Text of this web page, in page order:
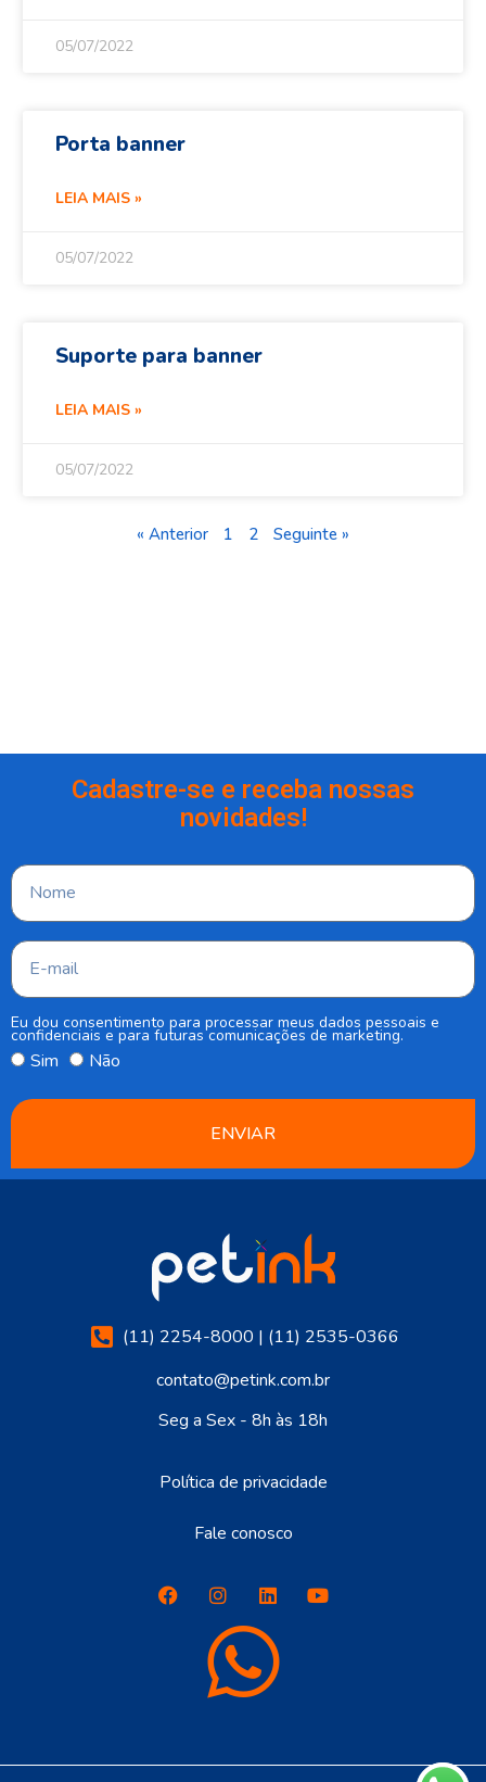
05/07/2022
Porta banner
LEIA MAIS »
05/07/2022
Suporte para banner
LEIA MAIS »
05/07/2022
« Anterior 1 2 Seguinte »
Cadastre-se e receba nossas
novidades!
Eu dou consentimento para processar meus dados pessoais e
confidenciais e para futuras comunicações de marketing.
Sim Não
ENVIAR
(11) 2254-8000 | (11) 2535-0366
contato@petink.com.br
Seg a Sex - 8h às 18h
Política de privacidade
Fale conosco